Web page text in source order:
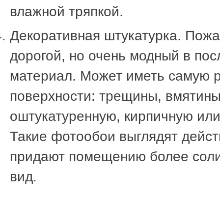
влажной тряпкой.
Декоративная штукатурка.
дорогой, но очень модный в
материал. Может иметь самую
поверхности: трещины,
оштукатуренную, кирпичную
Такие фотообои выглядят
придают помещению более
вид.